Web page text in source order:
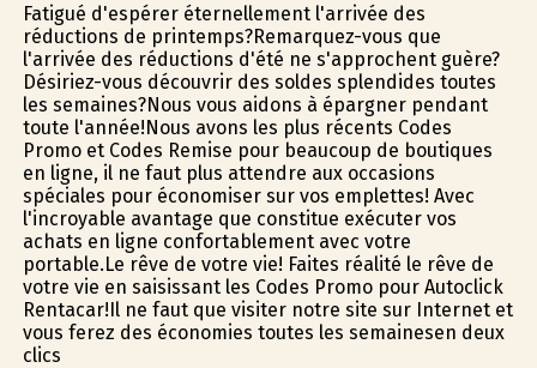
Fatigué d'espérer éternellement l'arrivée des
réductions de printemps?Remarquez-vous que
l'arrivée des réductions d'été ne s'approchent guère?
Désiriez-vous découvrir des soldes splendides toutes
les semaines?Nous vous aidons à épargner pendant
toute l'année!Nous avons les plus récents Codes
Promo et Codes Remise pour beaucoup de boutiques
en ligne, il ne faut plus attendre aux occasions
spéciales pour économiser sur vos emplettes! Avec
l'incroyable avantage que constitue exécuter vos
achats en ligne confortablement avec votre
portable.Le rêve de votre vie! Faites réalité le rêve de
votre vie en saisissant les Codes Promo pour Autoclick
Rentacar!Il ne faut que visiter notre site sur Internet et
vous ferez des économies toutes les semainesen deux
clics